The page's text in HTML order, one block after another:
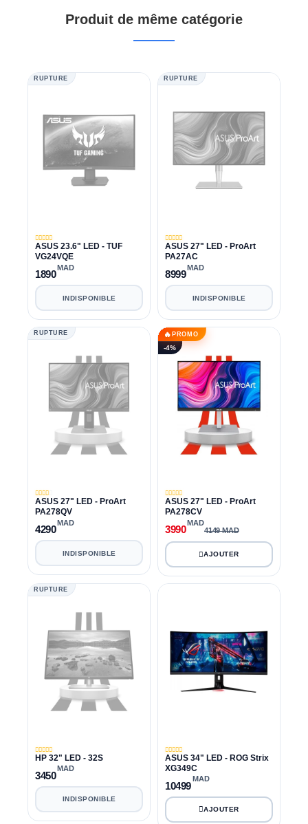
Produit de même catégorie
RUPTURE
ASUS 23.6" LED - TUF
VG24VQE
1890
MAD
INDISPONIBLE
RUPTURE
ASUS 27" LED - ProArt
PA27AC
8999
MAD
INDISPONIBLE
RUPTURE
ASUS 27" LED - ProArt
PA278QV
4290
MAD
INDISPONIBLE
🔥 PROMO
-4%
ASUS 27" LED - ProArt
PA278CV
3990
MAD
4149 MAD
RUPTURE
HP 32" LED - 32S
3450
MAD
INDISPONIBLE
ASUS 34" LED - ROG Strix
XG349C
10499
MAD